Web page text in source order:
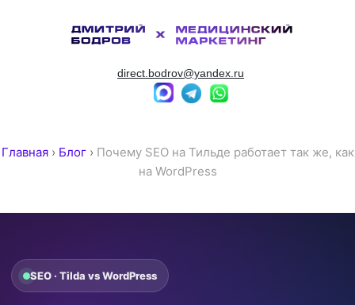
direct.bodrov@yandex.ru
Главная› Блог› Почему SEO на Тильде работает так же, как
на WordPress
SEO · Tilda vs WordPress